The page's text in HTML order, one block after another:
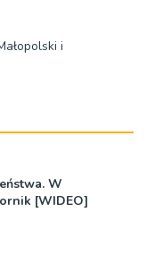
i
W
[WIDEO]